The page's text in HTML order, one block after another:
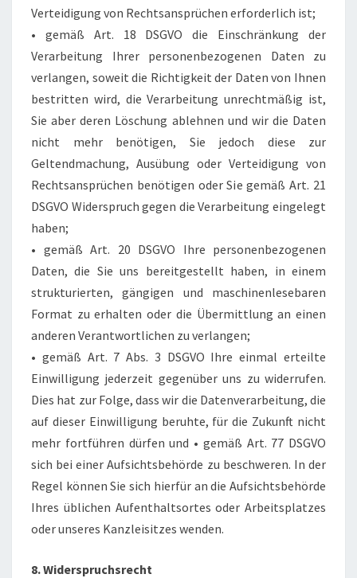
Verteidigung von Rechtsansprüchen erforderlich ist;
• gemäß Art. 18 DSGVO die Einschränkung der
Verarbeitung Ihrer personenbezogenen Daten zu
verlangen, soweit die Richtigkeit der Daten von Ihnen
bestritten wird, die Verarbeitung unrechtmäßig ist,
Sie aber deren Löschung ablehnen und wir die Daten
nicht mehr benötigen, Sie jedoch diese zur
Geltendmachung, Ausübung oder Verteidigung von
Rechtsansprüchen benötigen oder Sie gemäß Art. 21
DSGVO Widerspruch gegen die Verarbeitung eingelegt
haben;
• gemäß Art. 20 DSGVO Ihre personenbezogenen
Daten, die Sie uns bereitgestellt haben, in einem
strukturierten, gängigen und maschinenlesebaren
Format zu erhalten oder die Übermittlung an einen
anderen Verantwortlichen zu verlangen;
• gemäß Art. 7 Abs. 3 DSGVO Ihre einmal erteilte
Einwilligung jederzeit gegenüber uns zu widerrufen.
Dies hat zur Folge, dass wir die Datenverarbeitung, die
auf dieser Einwilligung beruhte, für die Zukunft nicht
mehr fortführen dürfen und • gemäß Art. 77 DSGVO
sich bei einer Aufsichtsbehörde zu beschweren. In der
Regel können Sie sich hierfür an die Aufsichtsbehörde
Ihres üblichen Aufenthaltsortes oder Arbeitsplatzes
oder unseres Kanzleisitzes wenden.
8. Widerspruchsrecht